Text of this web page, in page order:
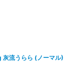
流うらら (ノーマル)